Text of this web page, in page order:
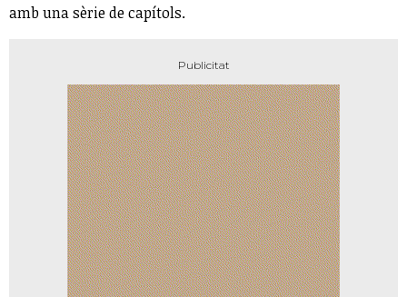
amb una sèrie de capítols.